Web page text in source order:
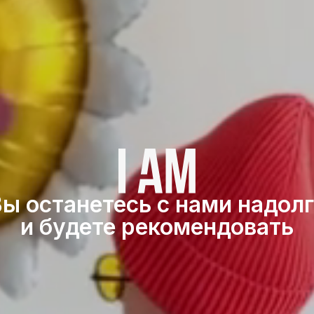
останетесь с нами
и будете рекомендовать